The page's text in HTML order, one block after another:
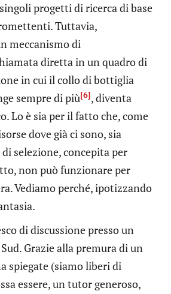
progetti di ricerca di base
Tuttavia,
meccanismo di
diretta in un quadro di
in cui il collo di bottiglia
sempre di più[6], diventa
Lo è sia per il fatto che, come
dove già ci sono, sia
selezione, concepita per
non può funzionare per
Vediamo perché, ipotizzando
di discussione presso un
Grazie alla premura di un
spiegate (siamo liberi di
essere, un tutor generoso,